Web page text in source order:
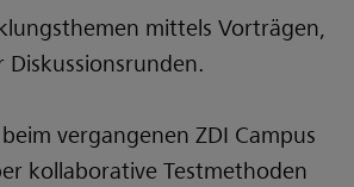
mittels Vorträgen,
vergangenen ZDI Campus
kollaborative Testmethoden